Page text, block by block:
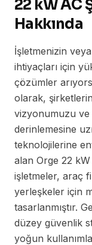
22 kW AC
Hakkında
İşletmenizin
ihtiyaçları için
çözümler
olarak,
vizyonumuzu ve
derinlemesine
teknolojilerine
alan Orge 22
işletmeler, araç
yerleşkeler için
tasarlanmıştır.
düzey güvenlik
yoğun